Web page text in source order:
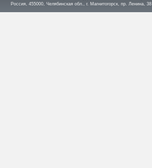
Россия, 455000, Челябинская обл., г. Магнитогорск, пр. Ленина, 38